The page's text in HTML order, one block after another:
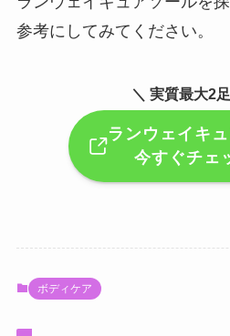
参考にしてみてください。
＼ 実質最大2
ランウェイキ
今すぐチェ
ボディケア